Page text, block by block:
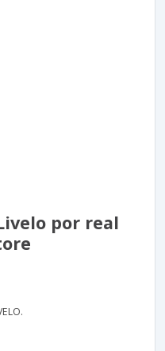
por real